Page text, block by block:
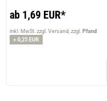
ab 1,69 EUR*
inkl. MwSt. zzgl. Versand zzgl. Pfand
+ 0,25 EUR